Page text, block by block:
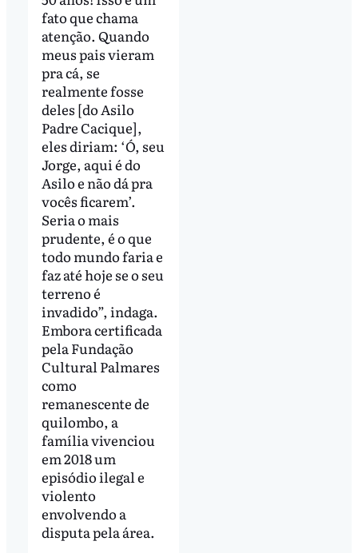
fato que chama
atenção. Quando
meus pais vieram
pra cá, se
realmente fosse
deles [do Asilo
Padre Cacique],
eles diriam: ‘Ó, seu
Jorge, aqui é do
Asilo e não dá pra
vocês ficarem’.
Seria o mais
prudente, é o que
todo mundo faria e
faz até hoje se o seu
terreno é
invadido”, indaga.
Embora certificada
pela Fundação
Cultural Palmares
como
remanescente de
quilombo, a
família vivenciou
em 2018 um
episódio ilegal e
violento
envolvendo a
disputa pela área.